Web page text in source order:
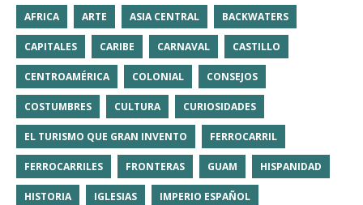
AFRICA ARTE ASIA CENTRAL BACKWATERS
CAPITALES CARIBE CARNAVAL CASTILLO
CENTROAMÉRICA COLONIAL CONSEJOS
COSTUMBRES CULTURA CURIOSIDADES
EL TURISMO QUE GRAN INVENTO FERROCARRIL
FERROCARRILES FRONTERAS GUAM HISPANIDAD
HISTORIA IGLESIAS IMPERIO ESPAÑOL